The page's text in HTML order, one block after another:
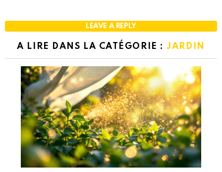
LEAVE A REPLY
A LIRE DANS LA CATÉGORIE :JARDIN